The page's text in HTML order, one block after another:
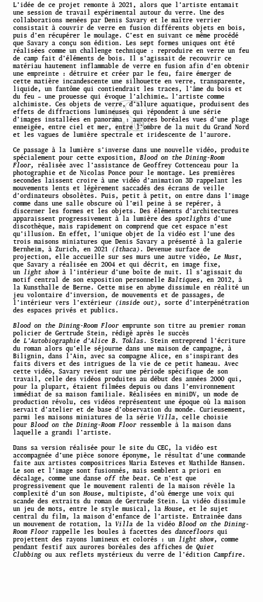
L’idée de ce projet remonte à 2021, alors que l’artiste entamait
une session de travail expérimental autour du verre. Une des
collaborations menées par Denis Savary et le maître verrier
consistait à couvrir de verre en fusion différents objets en bois,
puis d’en récupérer le moulage. C’est en suivant ce même procédé
que Savary a conçu son édition. Les sept formes uniques ont été
réalisées comme un challenge technique : reproduire en verre un feu
de camp fait d’éléments de bois. Il s’agissait de recouvrir ce
matériau hautement inflammable de verre en fusion afin d’en obtenir
une empreinte : détruire et créer par le feu, faire émerger de
cette matière incandescente une silhouette en verre, transparente,
liquide, un fantôme qui contiendrait les traces, l’âme du bois et
du feu – une prouesse qui évoque l’alchimie… l’artiste comme
alchimiste. Ces objets de verre, d’allure aquatique, produisent des
effets de diffractions lumineuses qui répondent à une série
d’images installées en panorama : aurores boréales vues d’une plage
enneigée, entre ciel et mer, entre l’ombre de la nuit du Grand Nord
et les vagues de lumière spectrale et iridescente de l’aurore.
Ce passage à la lumière s’inverse dans une nouvelle vidéo, produite
spécialement pour cette exposition,Blood on the Dining-Room
Floor,
réalisée avec l’assistance de Geoffrey Cottenceau pour la
photographie et de Nicolas Ponce pour le montage. Les premières
secondes laissent croire à une vidéo d’animation 3D rappelant les
mouvements lents et légèrement saccadés des écrans de veille
d’ordinateurs obsolètes. Puis, petit à petit, on entre dans l’image
comme dans une salle obscure où l’œil peine à se repérer, à
discerner les formes et les objets. Des éléments d’architectures
apparaissent progressivement à la lumière desspotlightsd’une
discothèque, mais rapidement on comprend que cet espace n’est
qu’illusion. En effet, l’unique objet de la vidéo est l’une des
trois maisons miniatures que Denis Savary a présenté à la galerie
Bernheim, à Zurich, en 2021 (Ithaca) . Devenue surface de
projection, elle accueille sur ses murs une autre vidéo, Le Must,
que Savary a réalisée en 2004 et qui décrit, en image fixe,
un
light showà l’intérieur d’une boîte de nuit. Il s’agissait du
motif central de son exposition personnelleBaltiques, en 2012, à
la Kunsthalle de Berne. Cette mise en abyme dissimule en réalité un
jeu volontaire d’inversion, de mouvements et de passages, de
l’intérieur vers l’extérieur (inside out) , sorte d’interpénétration
des espaces privés et publics.
Blood on the Dining-Room Floor emprunte son titre au premier roman
policier de Gertrude Stein, rédigé après le succès
de L’Autobiographie d’Alice B. Toklas. Stein entreprend l’écriture
du roman alors qu’elle séjourne dans une maison de campagne, à
Bilignin, dans l’Ain, avec sa compagne Alice, en s’inspirant des
faits divers et des intrigues de la vie de ce petit hameau. Avec
cette vidéo, Savary revient sur une période spécifique de son
travail, celle des vidéos produites au début des années 2000 qui,
pour la plupart, étaient filmées depuis ou dans l’environnement
immédiat de sa maison familiale. Réalisées en miniDV, un mode de
production révolu, ces vidéos représentent une époque où la maison
servait d’atelier et de base d’observation du monde. Curieusement,
parmi les maisons miniatures de la série Villa, celle choisie
pourBlood on the Dining-Room Floor ressemble à la maison dans
laquelle a grandi l’artiste.
Dans sa version réalisée pour le site du CEC, la vidéo est
accompagnée d’une pièce sonore éponyme, le résultat d’une commande
faite aux artistes compositrices Maria Esteves et Mathilde Hansen.
Le son et l’image sont fusionnés, mais semblent a priori en
décalage, comme une danseoff the beat. Ce n’est que
progressivement que le mouvement ralenti de la maison révèle la
complexité d’un sonHouse, multipiste, d’où émerge une voix qui
scande des extraits du roman de Gertrude Stein. La vidéo dissimule
un jeu de mots, entre le style musical, laHouse, et le sujet
central du film, la maison d’enfance de l’artiste. Entrainée dans
un mouvement de rotation, la Villa de la vidéoBlood on the Dining-
Room Floor rappelle les boules à facettes desdancefloors qui
projettent des rayons lumineux et colorés : un
light show, comme
pendant festif aux aurores boréales des affiches deQuiet
Clubbingou aux reflets mystérieux du verre de l’éditionCampfire.